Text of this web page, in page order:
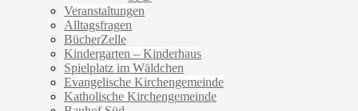
Veranstaltungen
Alltagsfragen
BücherZelle
Kindergarten – Kinderhaus
Spielplatz im Wäldchen
Evangelische Kirchengemeinde
Katholische Kirchengemeinde